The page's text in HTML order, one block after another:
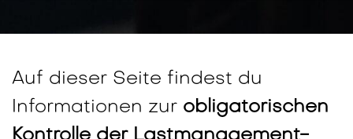
Auf dieser Seite findest du
Informationen zur obligatorischen